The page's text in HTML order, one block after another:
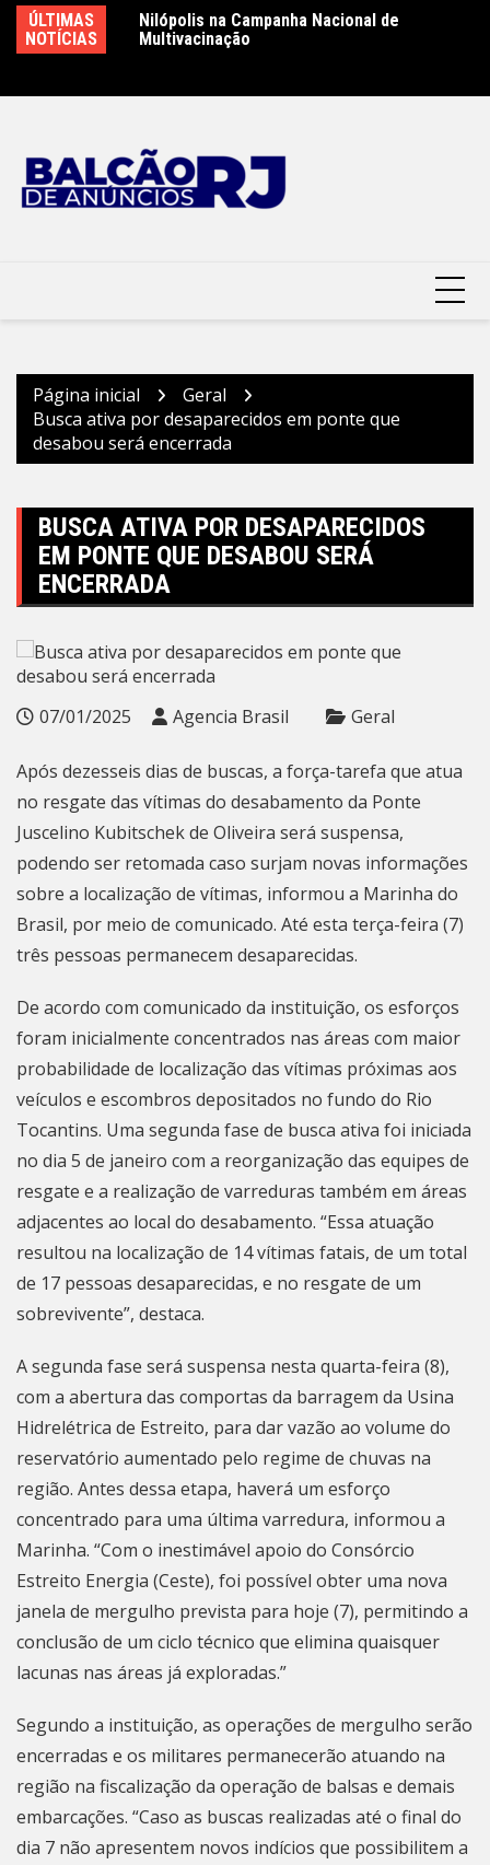
para
ÚLTIMAS
NOTÍCIAS
Nilópolis na Campanha Nacional de
Multivacinação
Página inicial
Geral
Busca ativa por desaparecidos em ponte que
desabou será encerrada
BUSCA ATIVA POR DESAPARECIDOS
EM PONTE QUE DESABOU SERÁ
ENCERRADA
07/01/2025 Agencia Brasil Geral
Após dezesseis dias de buscas, a força-tarefa que atua
no resgate das vítimas do desabamento da Ponte
Juscelino Kubitschek de Oliveira será suspensa,
podendo ser retomada caso surjam novas informações
sobre a localização de vítimas, informou a Marinha do
Brasil, por meio de comunicado. Até esta terça-feira (7)
três pessoas permanecem desaparecidas.
De acordo com comunicado da instituição, os esforços
foram inicialmente concentrados nas áreas com maior
probabilidade de localização das vítimas próximas aos
veículos e escombros depositados no fundo do Rio
Tocantins. Uma segunda fase de busca ativa foi iniciada
no dia 5 de janeiro com a reorganização das equipes de
resgate e a realização de varreduras também em áreas
adjacentes ao local do desabamento. “Essa atuação
resultou na localização de 14 vítimas fatais, de um total
de 17 pessoas desaparecidas, e no resgate de um
sobrevivente”, destaca.
A segunda fase será suspensa nesta quarta-feira (8),
com a abertura das comportas da barragem da Usina
Hidrelétrica de Estreito, para dar vazão ao volume do
reservatório aumentado pelo regime de chuvas na
região. Antes dessa etapa, haverá um esforço
concentrado para uma última varredura, informou a
Marinha. “Com o inestimável apoio do Consórcio
Estreito Energia (Ceste), foi possível obter uma nova
janela de mergulho prevista para hoje (7), permitindo a
conclusão de um ciclo técnico que elimina quaisquer
lacunas nas áreas já exploradas.”
Segundo a instituição, as operações de mergulho serão
encerradas e os militares permanecerão atuando na
região na fiscalização da operação de balsas e demais
embarcações. “Caso as buscas realizadas até o final do
dia 7 não apresentem novos indícios que possibilitem a